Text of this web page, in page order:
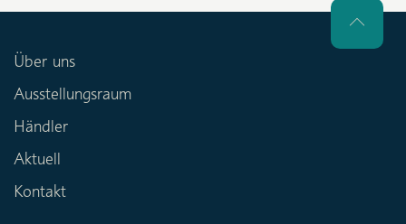
Über uns
Ausstellungsraum
Händler
Aktuell
Kontakt